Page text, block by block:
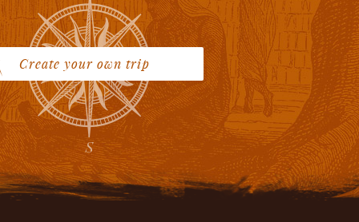
Create your own trip